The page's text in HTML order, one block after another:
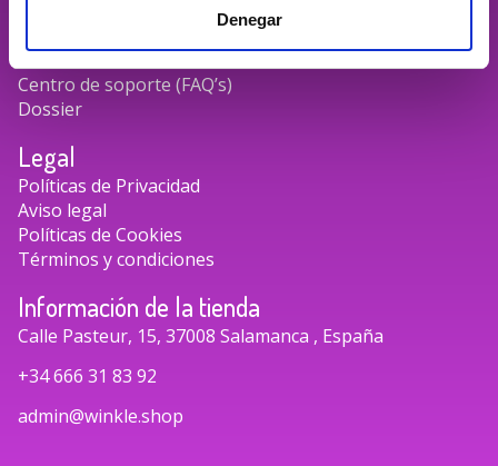
Denegar
Certificados Calidad ISO Winkle
Centro de soporte (FAQ’s)
Dossier
Legal
Políticas de Privacidad
Aviso legal
Políticas de Cookies
Términos y condiciones
Información de la tienda
Calle Pasteur, 15, 37008 Salamanca , España
+34 666 31 83 92
admin@winkle.shop